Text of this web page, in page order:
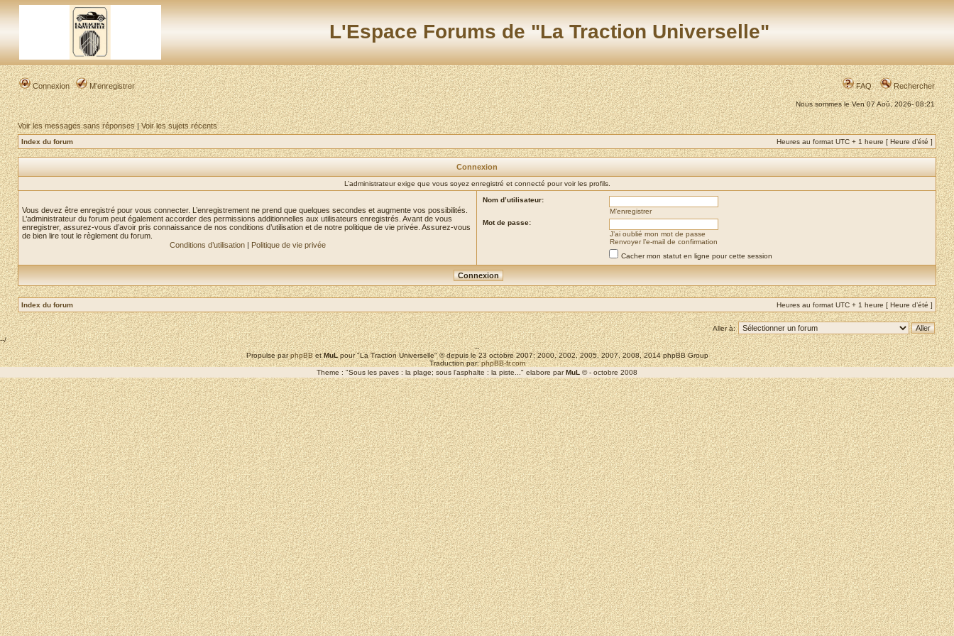
L'Espace Forums de "La Traction Universelle"
Connexion M’enregistrer FAQ Rechercher
Nous sommes le Ven 07 Aoû, 2026- 08:21
Voir les messages sans réponses|Voir les sujets récents
Index du forum Heures au format UTC + 1 heure [ Heure d’été ]
Connexion
L’administrateur exige que vous soyez enregistré et connecté pour voir les profils.
Vous devez être enregistré pour vous connecter. L’enregistrement ne prend que quelques secondes et augmente vos possibilités.
L’administrateur du forum peut également accorder des permissions additionnelles aux utilisateurs enregistrés. Avant de vous
enregistrer, assurez-vous d’avoir pris connaissance de nos conditions d’utilisation et de notre politique de vie privée. Assurez-vous
de bien lire tout le règlement du forum.
Conditions d’utilisation| Politique de vie privée
Nom d’utilisateur:
M’enregistrer
Mot de passe:
J’ai oublié mon mot de passe
Renvoyer l’e-mail de confirmation
Cacher mon statut en ligne pour cette session
Index du forum Heures au format UTC + 1 heure [ Heure d’été ]
Aller à:
--/
--
Propulse parphpBBetMuLpour "La Traction Universelle" © depuis le 23 octobre 2007; 2000, 2002, 2005, 2007, 2008, 2014 phpBB Group
Traduction par:phpBB-fr.com
Theme : "Sous les paves : la plage; sous l'asphalte : la piste..." elabore parMuL © - octobre 2008